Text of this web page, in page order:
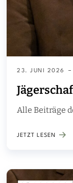
23. JUNI 2026
Alle Beiträge
JETZT LESEN